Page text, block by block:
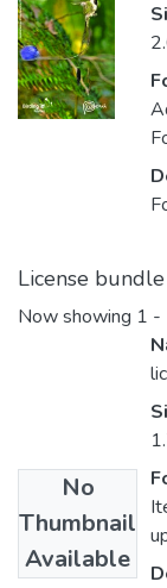
License bundle
Now showing 1 -
No
Thumbnail
Available